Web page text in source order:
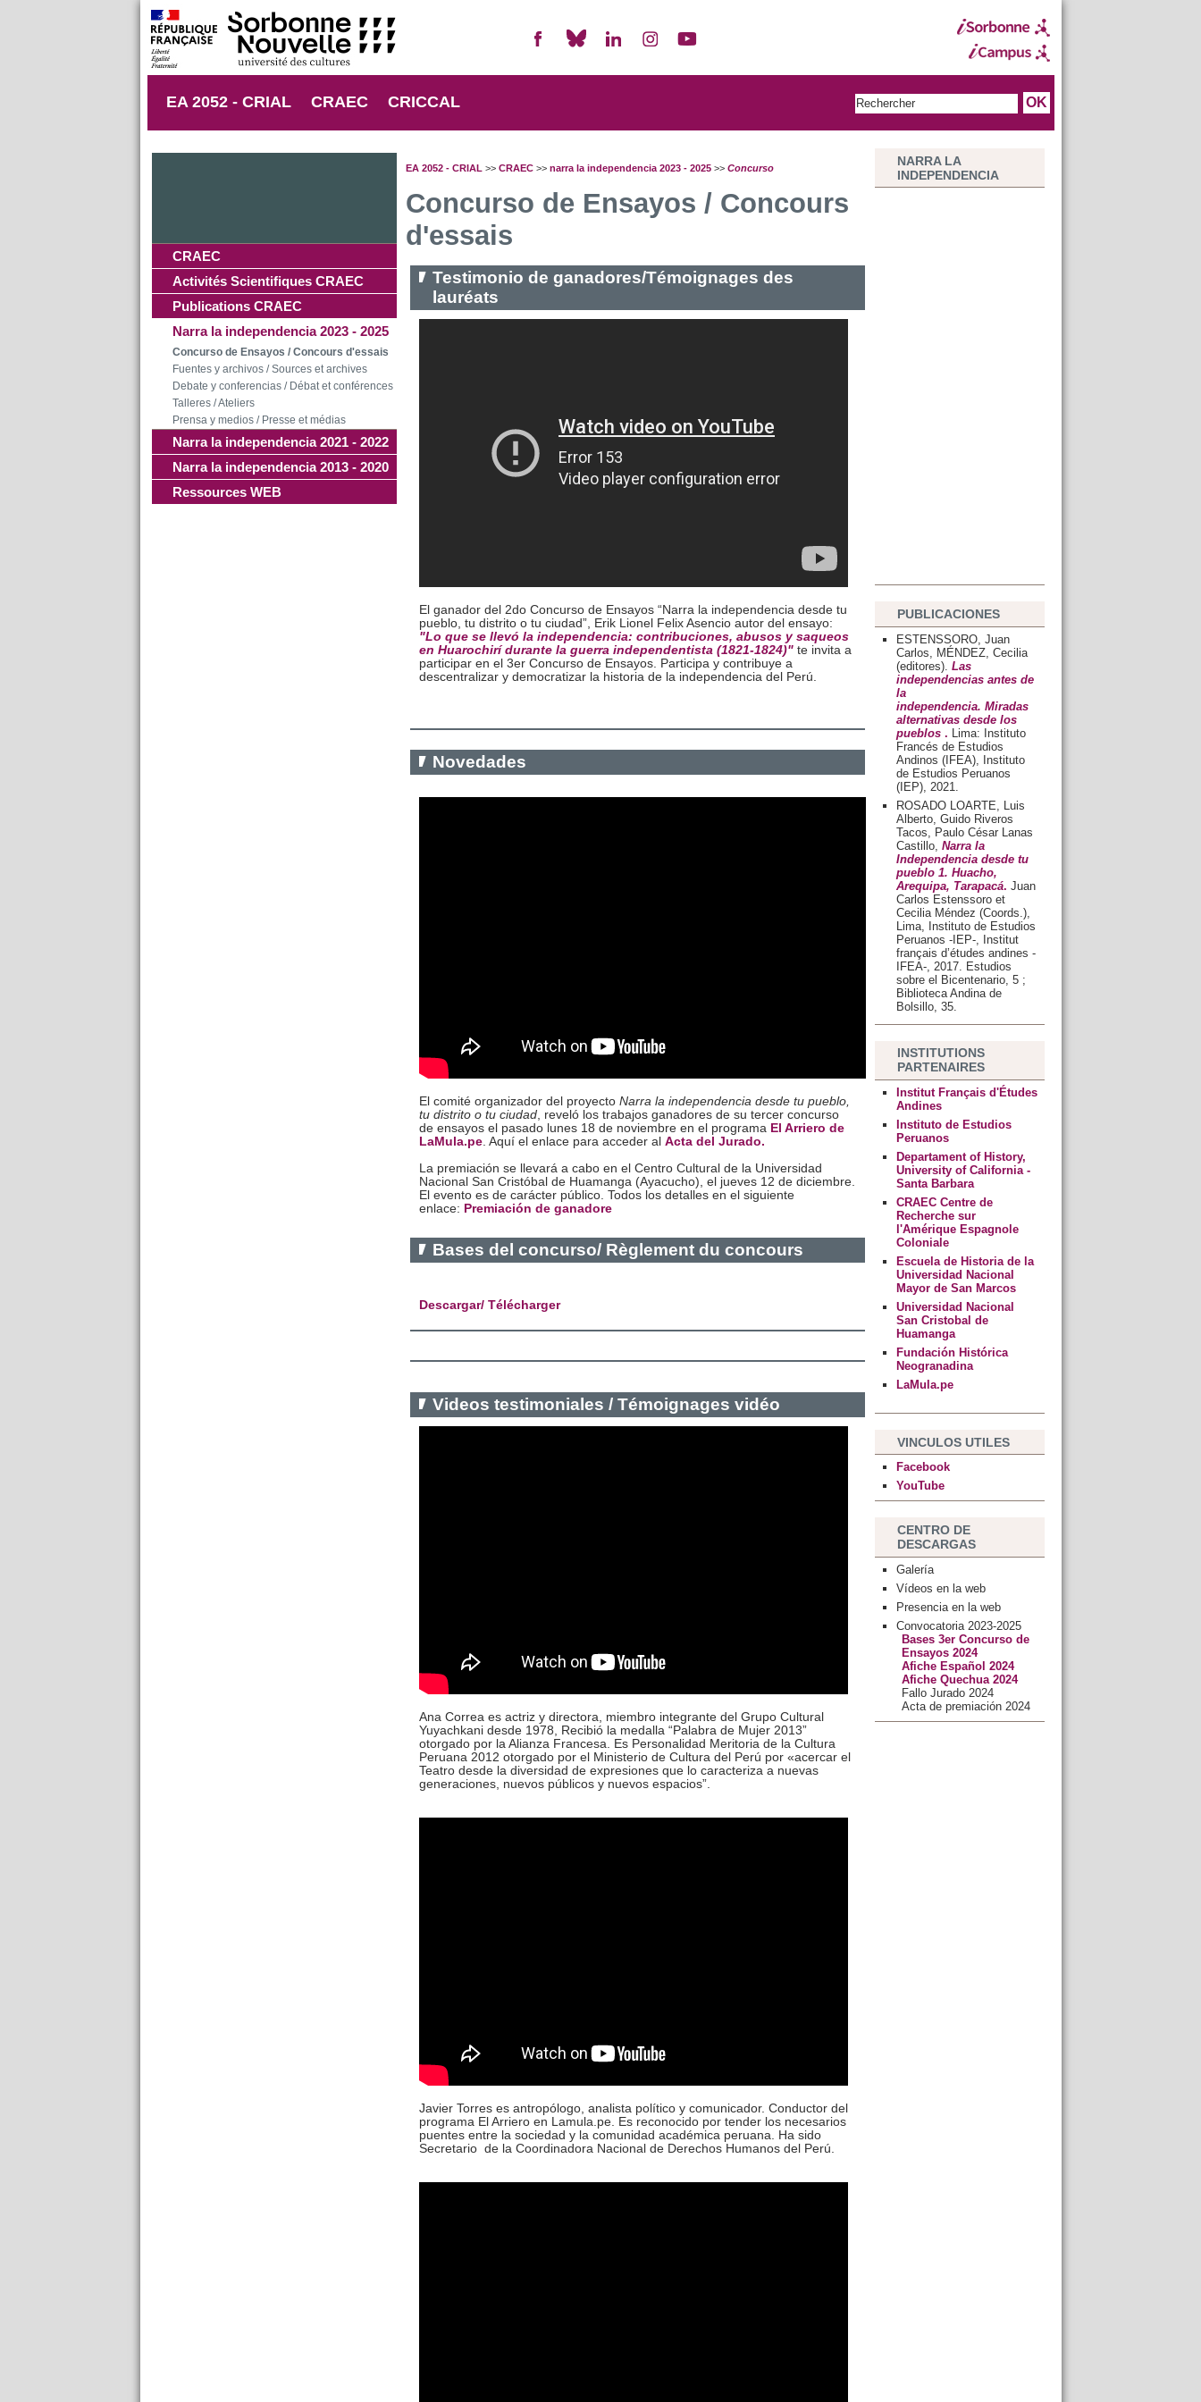
EA 2052 - CRIAL CRAEC CRICCAL
CRAEC
Activités Scientifiques CRAEC
Publications CRAEC
Narra la independencia 2023 - 2025
Concurso de Ensayos / Concours d'essais
Fuentes y archivos / Sources et archives
Debate y conferencias / Débat et conférences
Talleres / Ateliers
Prensa y medios / Presse et médias
Narra la independencia 2021 - 2022
Narra la independencia 2013 - 2020
Ressources WEB
EA 2052 - CRIAL >> CRAEC>> narra la independencia 2023 - 2025>> Concurso
Concurso de Ensayos / Concours
d'essais
Testimonio de ganadores/Témoignages des
lauréats
El ganador del 2do Concurso de Ensayos “Narra la independencia desde tu
pueblo, tu distrito o tu ciudad”, Erik Lionel Felix Asencio autor del ensayo:
"Lo que se llevó la independencia: contribuciones, abusos y saqueos
en Huarochirí durante la guerra independentista (1821-1824)" te invita a
participar en el 3er Concurso de Ensayos. Participa y contribuye a
descentralizar y democratizar la historia de la independencia del Perú.
Novedades
El comité organizador del proyecto Narra la independencia desde tu pueblo,
tu distrito o tu ciudad, reveló los trabajos ganadores de su tercer concurso
de ensayos el pasado lunes 18 de noviembre en el programa El Arriero de
LaMula.pe. Aquí el enlace para acceder al Acta del Jurado.
La premiación se llevará a cabo en el Centro Cultural de la Universidad
Nacional San Cristóbal de Huamanga (Ayacucho), el jueves 12 de diciembre.
El evento es de carácter público. Todos los detalles en el siguiente
enlace: Premiación de ganadore
Bases del concurso/ Règlement du concours
Descargar/ Télécharger
Videos testimoniales / Témoignages vidéo
Ana Correa es actriz y directora, miembro integrante del Grupo Cultural
Yuyachkani desde 1978, Recibió la medalla “Palabra de Mujer 2013”
otorgado por la Alianza Francesa. Es Personalidad Meritoria de la Cultura
Peruana 2012 otorgado por el Ministerio de Cultura del Perú por «acercar el
Teatro desde la diversidad de expresiones que lo caracteriza a nuevas
generaciones, nuevos públicos y nuevos espacios”.
Javier Torres es antropólogo, analista político y comunicador. Conductor del
programa El Arriero en Lamula.pe. Es reconocido por tender los necesarios
puentes entre la sociedad y la comunidad académica peruana. Ha sido
Secretario de la Coordinadora Nacional de Derechos Humanos del Perú.
NARRA LA
INDEPENDENCIA
PUBLICACIONES
ESTENSSORO, Juan
Carlos, MÉNDEZ, Cecilia
(editores). Las
independencias antes de
la
independencia. Miradas
alternativas desde los
pueblos. Lima: Instituto
Francés de Estudios
Andinos (IFEA), Instituto
de Estudios Peruanos
(IEP), 2021.
ROSADO LOARTE, Luis
Alberto, Guido Riveros
Tacos, Paulo César Lanas
Castillo, Narra la
Independencia desde tu
pueblo 1. Huacho,
Arequipa, Tarapacá. Juan
Carlos Estenssoro et
Cecilia Méndez (Coords.),
Lima, Instituto de Estudios
Peruanos -IEP-, Institut
français d’études andines -
IFEA-, 2017. Estudios
sobre el Bicentenario, 5 ;
Biblioteca Andina de
Bolsillo, 35.
INSTITUTIONS
PARTENAIRES
Institut Français d'Études
Andines
Instituto de Estudios
Peruanos
Departament of History,
University of California -
Santa Barbara
CRAEC Centre de
Recherche sur
l'Amérique Espagnole
Coloniale
Escuela de Historia de la
Universidad Nacional
Mayor de San Marcos
Universidad Nacional
San Cristobal de
Huamanga
Fundación Histórica
Neogranadina
LaMula.pe
VINCULOS UTILES
Facebook
YouTube
CENTRO DE
DESCARGAS
Galería
Vídeos en la web
Presencia en la web
Convocatoria 2023-2025
Bases 3er Concurso de
Ensayos 2024
Afiche Español 2024
Afiche Quechua 2024
Fallo Jurado 2024
Acta de premiación 2024